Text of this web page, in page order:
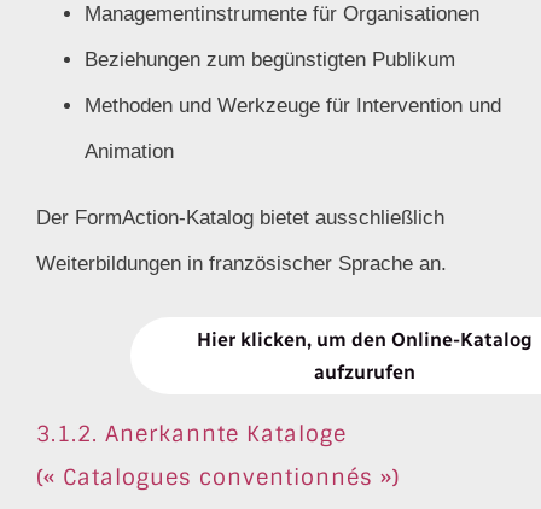
Managementinstrumente für Organisationen
Beziehungen zum begünstigten Publikum
Methoden und Werkzeuge für Intervention und
Animation
Der FormAction-Katalog bietet ausschließlich
Weiterbildungen in französischer Sprache an.
Hier klicken, um den Online-Katalog
aufzurufen
3.1.2. Anerkannte Kataloge
(« Catalogues conventionnés »)